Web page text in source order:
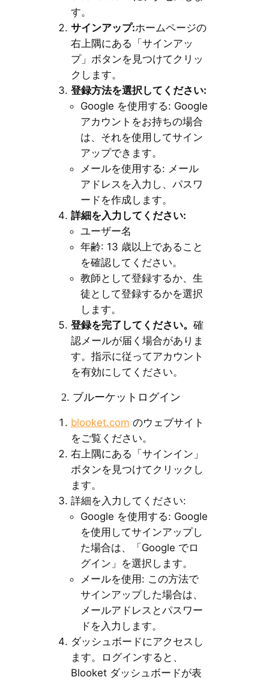
す。
サインアップ:ホームページの
右上隅にある「サインアッ
プ」ボタンを見つけてクリッ
クします。
登録方法を選択してください:
Google を使用する: Google
アカウントをお持ちの場合
は、それを使用してサイン
アップできます。
メールを使用する: メール
アドレスを入力し、パスワ
ードを作成します。
詳細を入力してください:
ユーザー名
年齢: 13 歳以上であること
を確認してください。
教師として登録するか、生
徒として登録するかを選択
します。
登録を完了してください。 確
認メールが届く場合がありま
す。指示に従ってアカウント
を有効にしてください。
2. ブルーケットログイン
blooket.com のウェブサイト
をご覧ください。
右上隅にある「サインイン」
ボタンを見つけてクリックし
ます。
詳細を入力してください:
Google を使用する: Google
を使用してサインアップし
た場合は、「Google でロ
グイン」を選択します。
メールを使用: この方法で
サインアップした場合は、
メールアドレスとパスワー
ドを入力します。
ダッシュボードにアクセスし
ます。ログインすると、
Blooket ダッシュボードが表